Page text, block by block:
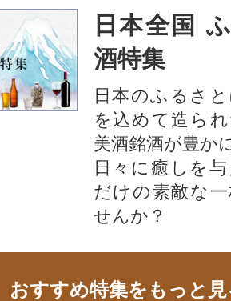
日本全国
酒特集
日本のふるさ
を込めて造ら
美酒銘酒が豊か
日々に癒しを
だけの素敵な
せんか？
おすすめ特集をもっと